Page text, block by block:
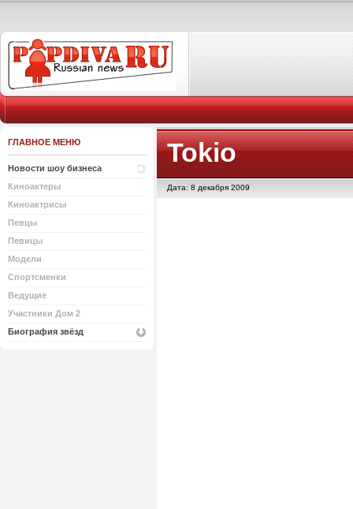
ГЛАВНОЕ МЕНЮ
Новости шоу бизнеса
Киноактеры
Киноактрисы
Певцы
Певицы
Модели
Спортсменки
Ведущие
Участники Дом 2
Биография звёзд
Tokio
Дата: 8 декабря 2009